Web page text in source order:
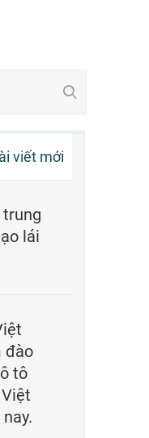
viết mới
lái
đào
tô